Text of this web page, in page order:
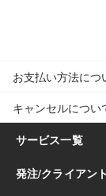
お支払い方法につ
キャンセルについ